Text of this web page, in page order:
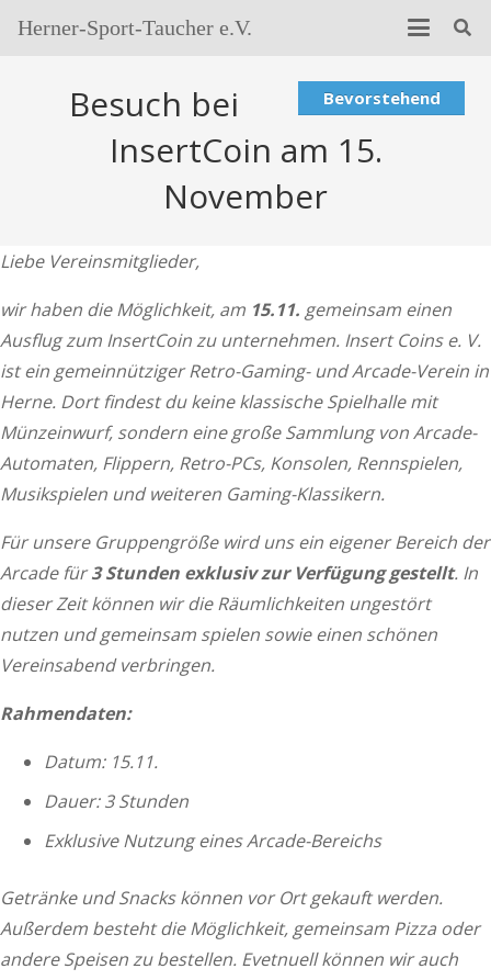
Herner-Sport-Taucher e.V.
Bevorstehend
Besuch bei
InsertCoin am 15.
November
Liebe Vereinsmitglieder,
wir haben die Möglichkeit, am 15.11. gemeinsam einen
Ausflug zum InsertCoin zu unternehmen. Insert Coins e. V.
ist ein gemeinnütziger Retro-Gaming- und Arcade-Verein in
Herne. Dort findest du keine klassische Spielhalle mit
Münzeinwurf, sondern eine große Sammlung von Arcade-
Automaten, Flippern, Retro-PCs, Konsolen, Rennspielen,
Musikspielen und weiteren Gaming-Klassikern.
Für unsere Gruppengröße wird uns ein eigener Bereich der
Arcade für3 Stunden exklusiv zur Verfügung gestellt. In
dieser Zeit können wir die Räumlichkeiten ungestört
nutzen und gemeinsam spielen sowie einen schönen
Vereinsabend verbringen.
Rahmendaten:
Datum: 15.11.
Dauer: 3 Stunden
Exklusive Nutzung eines Arcade-Bereichs
Getränke und Snacks können vor Ort gekauft werden.
Außerdem besteht die Möglichkeit, gemeinsam Pizza oder
andere Speisen zu bestellen. Evetnuell können wir auch